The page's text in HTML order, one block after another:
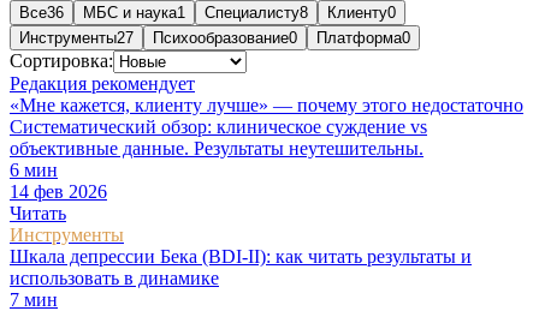
Все36 МБС и наука1 Специалисту8 Клиенту0
Инструменты27 Психообразование0 Платформа0
Сортировка:
Редакция рекомендует
«Мне кажется, клиенту лучше» — почему этого недостаточно
Систематический обзор: клиническое суждение vs
объективные данные. Результаты неутешительны.
6 мин
14 фев 2026
Читать
Инструменты
Шкала депрессии Бека (BDI-II): как читать результаты и
использовать в динамике
7 мин